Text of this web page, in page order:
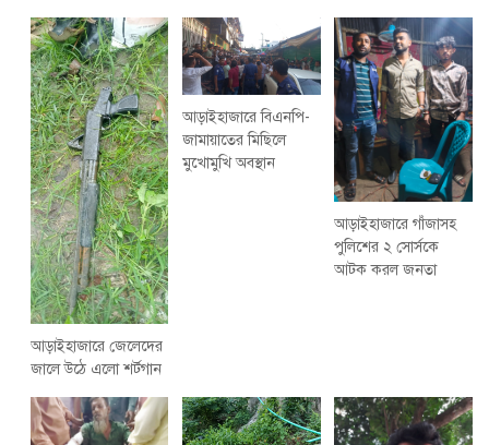
আড়াইহাজারে জেলেদের
জালে উঠে এলো শর্টগান
আড়াইহাজারে বিএনপি-
জামায়াতের মিছিলে
মুখোমুখি অবস্থান
আড়াইহাজারে গাঁজাসহ
পুলিশের ২ সোর্সকে
আটক করল জনতা